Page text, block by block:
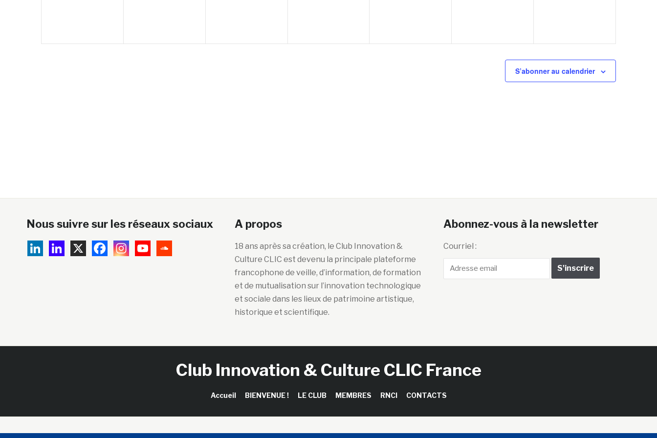
S’abonner au calendrier
Nous suivre sur les réseaux sociaux A propos
18 ans après sa création, le Club Innovation &
Culture CLIC est devenu la principale plateforme
francophone de veille, d’information, de formation
et de mutualisation sur l’innovation technologique
et sociale dans les lieux de patrimoine artistique,
historique et scientifique.
Abonnez-vous à la newsletter
Courriel :
Club Innovation & Culture CLIC France
Accueil BIENVENUE ! LE CLUB MEMBRES RNCI CONTACTS